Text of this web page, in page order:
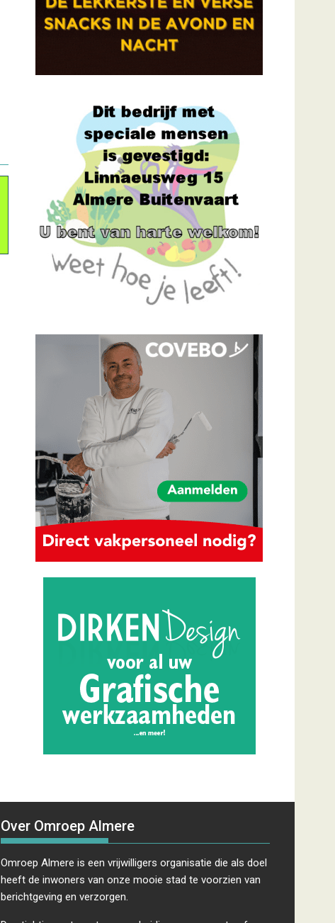
Over Omroep Almere
Omroep Almere is een vrijwilligers organisatie die als doel
heeft de inwoners van onze mooie stad te voorzien van
berichtgeving en verzorgen.